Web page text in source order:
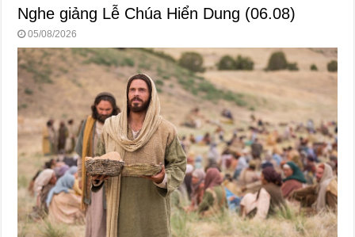
Nghe giảng Lễ Chúa Hiển Dung (06.08)
05/08/2026